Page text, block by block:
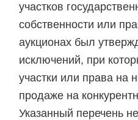
участков
собственности или
аукционах был
исключений, при
участки или права на
продаже на
Указанный перечень